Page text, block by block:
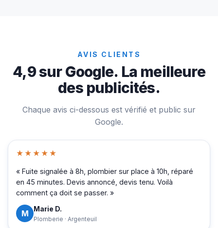
AVIS CLIENTS
4,9 sur Google. La meilleure
des publicités.
Chaque avis ci-dessous est vérifié et public sur
Google.
★★★★★
« Fuite signalée à 8h, plombier sur place à 10h, réparé
en 45 minutes. Devis annoncé, devis tenu. Voilà
comment ça doit se passer. »
M Marie D.
Plomberie · Argenteuil